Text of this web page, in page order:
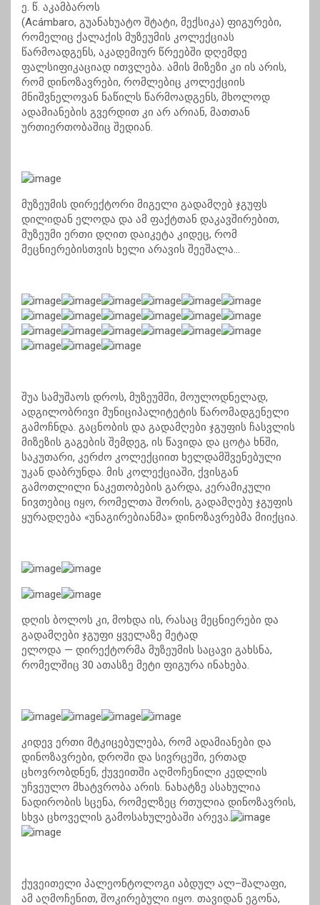
ე. წ. აკამბაროს
(Acámbaro, გუანახუატო შტატი, მექსიკა) ფიგურები,
რომელიც ქალაქის მუზეუმის კოლექციას
წარმოადგენს, აკადემიურ წრეებში დღემდე
ფალსიფიკაციად ითვლება. ამის მიზეზი კი ის არის,
რომ დინოზავრები, რომლებიც კოლექციის
მნიშვნელოვან ნაწილს წარმოადგენს, მხოლოდ
ადამიანების გვერდით კი არ არიან, მათთან
ურთიერთობაშიც შედიან.
მუზეუმის დირექტორი მიგელი გადამღებ ჯგუფს
დილიდან ელოდა და ამ ფაქტთან დაკავშირებით,
მუზეუმი ერთი დღით დაიკეტა კიდეც, რომ
მეცნიერებისთვის ხელი არავის შეეშალა…
შუა სამუშაოს დროს, მუზეუმში, მოულოდნელად,
ადგილობრივი მუნიციპალიტეტის წარომადგენელი
გამოჩნდა. გაცნობის და გადამღები ჯგუფის ჩასვლის
მიზეზის გაგების შემდეგ, ის წავიდა და ცოტა ხნში,
საკუთარი, კერძო კოლექციით ხელდამშვენებული
უკან დაბრუნდა. მის კოლექციაში, ქვისგან
გამოთლილი ნაკეთობების გარდა, კერამიკული
ნივთებიც იყო, რომელთა შორის, გადამღებუ ჯგუფის
ყურადღება «უნაგირებიანმა» დინოზავრებმა მიიქცია.
დღის ბოლოს კი, მოხდა ის, რასაც მეცნიერები და
გადამღები ჯგუფი ყველაზე მეტად
ელოდა — დირექტორმა მუზეუმის საცავი გახსნა,
რომელშიც 30 ათასზე მეტი ფიგურა ინახება.
კიდევ ერთი მტკიცებულება, რომ ადამიანები და
დინოზავრები, დროში და სივრცეში, ერთად
ცხოვრობდნენ, ქუვეითში აღმოჩენილი კედლის
უჩვეულო მხატვრობა არის. ნახატზე ასახულია
ნადირობის სცენა, რომელზეც რთულია დინოზავრის,
სხვა ცხოველის გამოსახულებაში არევა.
ქუვეითელი პალეონტოლოგი აბდულ ალ–შალაფი,
ამ აღმოჩენით, შოკირებული იყო. თავიდან ეგონა,